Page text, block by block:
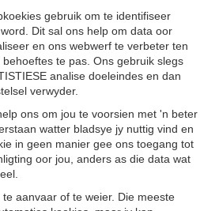
gebruik om te identifiseer
Dit sal ons help om data oor
en ons webwerf te verbeter ten
te pas. Ons gebruik slegs
analise doeleindes en dan
verwyder.
ons om jou te voorsien met 'n beter
watter bladsye jy nuttig vind en
in geen manier gee ons toegang tot
oor jou, anders as die data wat
aanvaar of te weier. Die meeste